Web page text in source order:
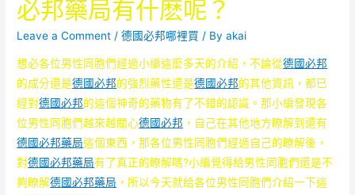
必邦藥局有什麽呢？
Leave a Comment /德國必邦哪裡買 / Byakai
想必各位男性同胞們經過小編這麼多天的介紹，不論從德國必邦
的成分還是德國必邦的強烈藥性還是德國必邦的其他資訊，都已
經對德國必邦的這個神奇的藥物有了不錯的認識。那小編發現各
位男性同胞們越來越關心德國必邦 ，自己在其他地方瞭解到還有
德國必邦藥局這個東西，那各位男性同胞們經過自己的瞭解後，
對德國必邦藥局有了真正的瞭解嗎?小編覺得給男性同胞們還是不
夠瞭解德國必邦藥局 ，所以今天就給各位男性同胞們介紹一下這